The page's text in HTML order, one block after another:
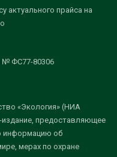
актуального прайса на
№ ФС77-80306
«Экология» (НИА
издание, предоставляющее
информацию об
мерах по охране